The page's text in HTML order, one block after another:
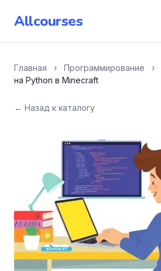
Allcourses
Главная › Программирование ›
на Python в Minecraft
← Назад к каталогу